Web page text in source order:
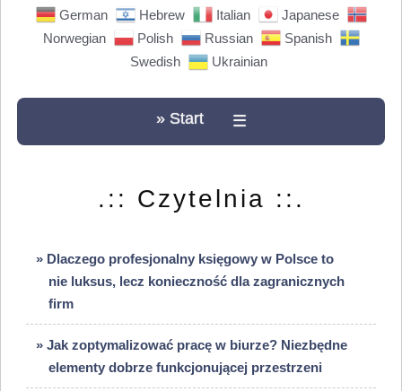
German
Hebrew Italian
Japanese
Norwegian
Polish Russian
Spanish
Swedish
Ukrainian
» Start ☰
.:: Czytelnia ::.
» Dlaczego profesjonalny księgowy w Polsce to
nie luksus, lecz konieczność dla zagranicznych
firm
» Jak zoptymalizować pracę w biurze? Niezbędne
elementy dobrze funkcjonującej przestrzeni